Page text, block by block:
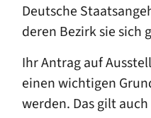
Deutsche
deren Bezirk sie sich
Ihr Antrag auf
einen wichtigen
werden. Das gilt